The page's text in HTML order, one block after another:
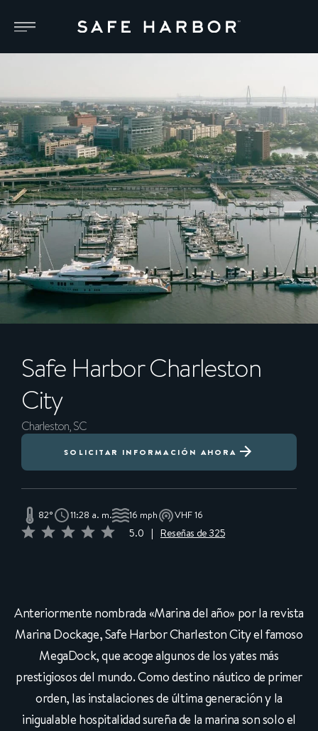
Safe HarborCharleston
City
Charleston, SC
SOLICITAR INFORMACIÓN AHORA
82° 11:28 a. m. 16 mph VHF 16
5.0 Reseñas de 325
Anteriormente nombrada «Marina del año» por la revista
Marina Dockage, Safe Harbor Charleston City el famoso
MegaDock, que acoge algunos de los yates más
prestigiosos del mundo. Como destino náutico de primer
orden, las instalaciones de última generación y la
inigualable hospitalidad sureña de la marina son solo el